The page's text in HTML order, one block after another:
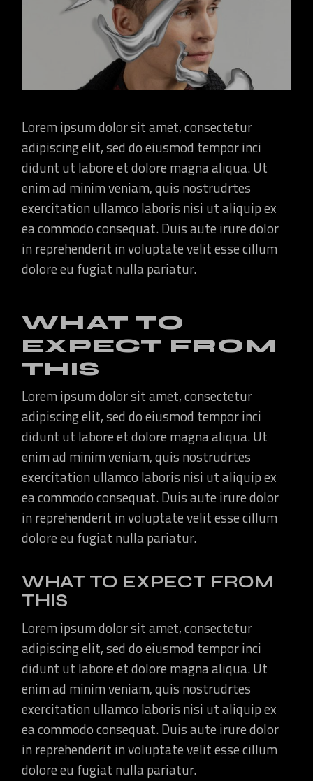
Lorem ipsum dolor sit amet, consectetur
adipiscing elit, sed do eiusmod tempor inci
didunt ut labore et dolore magna aliqua. Ut
enim ad minim veniam, quis nostrudrtes
exercitation ullamco laboris nisi ut aliquip ex
ea commodo consequat. Duis aute irure dolor
in reprehenderit in voluptate velit esse cillum
dolore eu fugiat nulla pariatur.
WHAT TO
EXPECT FROM
THIS
Lorem ipsum dolor sit amet, consectetur
adipiscing elit, sed do eiusmod tempor inci
didunt ut labore et dolore magna aliqua. Ut
enim ad minim veniam, quis nostrudrtes
exercitation ullamco laboris nisi ut aliquip ex
ea commodo consequat. Duis aute irure dolor
in reprehenderit in voluptate velit esse cillum
dolore eu fugiat nulla pariatur.
WHAT TO EXPECT FROM
THIS
Lorem ipsum dolor sit amet, consectetur
adipiscing elit, sed do eiusmod tempor inci
didunt ut labore et dolore magna aliqua. Ut
enim ad minim veniam, quis nostrudrtes
exercitation ullamco laboris nisi ut aliquip ex
ea commodo consequat. Duis aute irure dolor
in reprehenderit in voluptate velit esse cillum
dolore eu fugiat nulla pariatur.